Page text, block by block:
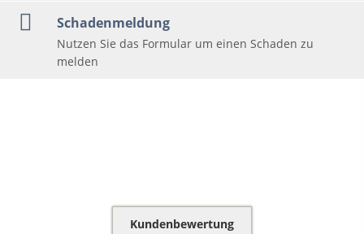
Schadenmeldung
Nutzen Sie das Formular um einen Schaden zu
melden
Kundenbewertung